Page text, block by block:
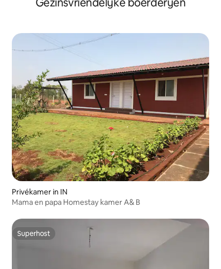
Privékamer in IN
Mama en papa Homestay kamer A& B
Superhost
Superhost